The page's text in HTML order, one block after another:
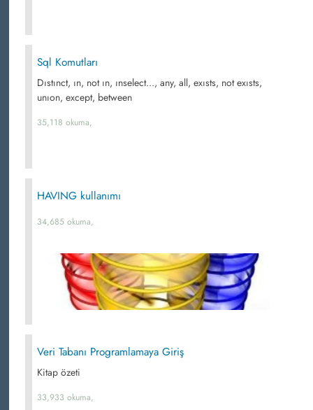
Sql Komutları
Dıstınct, ın, not ın, ınselect..., any, all, exısts, not exısts,
unıon, except, between
35,118 okuma,
HAVING kullanımı
34,685 okuma,
Veri Tabanı Programlamaya Giriş
Kitap özeti
33,933 okuma,